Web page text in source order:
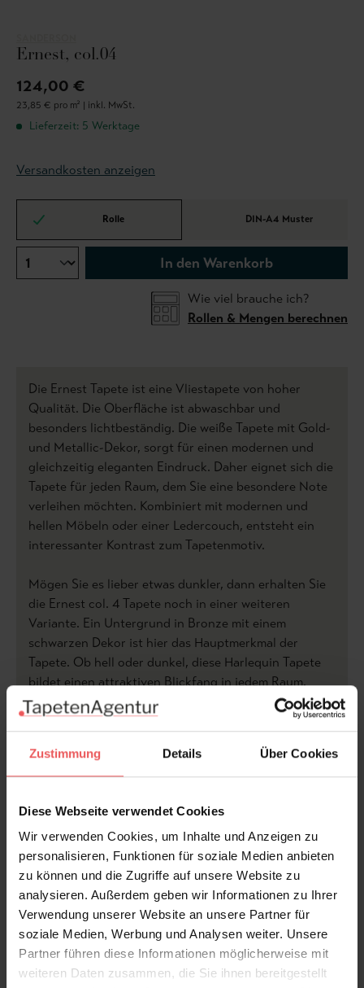
Zustimmung Details Über Cookies
Diese Webseite verwendet Cookies
Wir verwenden Cookies, um Inhalte und Anzeigen zu
personalisieren, Funktionen für soziale Medien anbieten
zu können und die Zugriffe auf unsere Website zu
analysieren. Außerdem geben wir Informationen zu Ihrer
Verwendung unserer Website an unsere Partner für
soziale Medien, Werbung und Analysen weiter. Unsere
Partner führen diese Informationen möglicherweise mit
weiteren Daten zusammen, die Sie ihnen bereitgestellt
Ernest, col.04
124,00 €
23,85 € pro m² | inkl. MwSt.
Lieferzeit: 5 Werktage
Versandkosten anzeigen
Rolle DIN-A4 Muster
In den Warenkorb
Wie viel brauche ich?
Rollen & Mengen berechnen
Die Ernest Tapete ist eine Vliestapete von hoher
Qualität. Die Oberfläche ist abwaschbar und
besonders lichtbeständig. Die weiße Tapete mit Gold-
und Metallic-Dekor, sorgt für einen modernen und
gleichzeitig eleganten Eindruck. Daher eignet sich die
Tapete für jeden Raum, dem Sie eine besondere Note
verleihen möchten. Kombiniert mit modernen und
hellen Möbeln oder einer Ledercouch, entsteht ein
interessanter Kontrast zum Tapetenmotiv.
Mögen Sie es lieber etwas dunkler, dann erhalten Sie
die Ernest col. 4 Tapete noch in einer weiteren
Variante. Ein Untergrund in Bronze mit einem
schwarzen Dekor ist hier das Hauptmerkmal der
Tapete. Ob hell oder dunkel, diese Harlequin Tapete
bildet einen attraktiven Blickfang in jedem Raum.
Produktdetails
Versand & Zahlung
Bewertungen
FAQ